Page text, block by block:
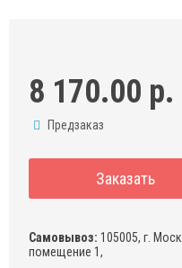
8 170.00 р.
Предзаказ
Заказать
Самовывоз: 105005, г.
помещение 1,